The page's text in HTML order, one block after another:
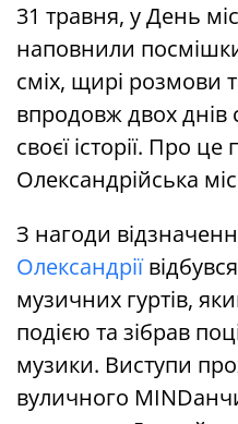
31 травня, у День
наповнили
сміх, щирі розмови
впродовж двох днів
своєї історії. Про
Олександрійська
З нагоди
Олександрії
музичних гуртів,
подією та зібрав
музики. Виступи
вуличного